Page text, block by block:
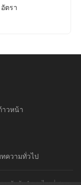
ตรา
าวหน้า
ความทั่วไป
รอันดับ 1 ของไทย | สงวน